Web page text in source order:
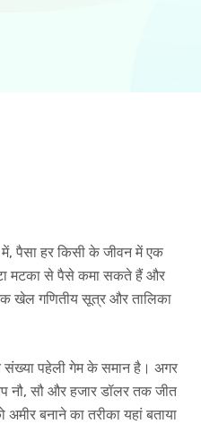
में, पैसा हर किसी के जीवन में एक
मटका से पैसे कमा सकते हैं और
खेल गणितीय सूत्र और तालिका
पहेली गेम के समान है। अगर
सौ और हजार डॉलर तक जीत
बनाने का तरीका यहां बताया